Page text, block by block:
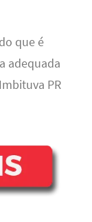
que é
adequada
PR